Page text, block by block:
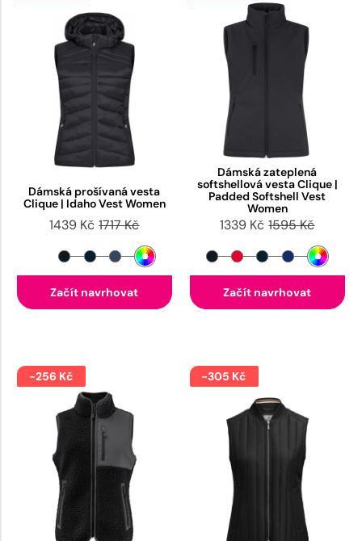
Dámská prošívaná vesta
Clique | Idaho Vest Women
1439 Kč 1717 Kč
Začít navrhovat
Dámská zateplená
softshellová vesta Clique |
Padded Softshell Vest
Women
1339 Kč 1595 Kč
Začít navrhovat
-256 Kč -305 Kč